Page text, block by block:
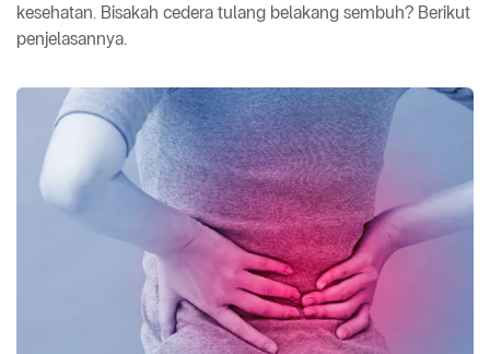
kesehatan. Bisakah cedera tulang belakang sembuh? Berikut
penjelasannya.